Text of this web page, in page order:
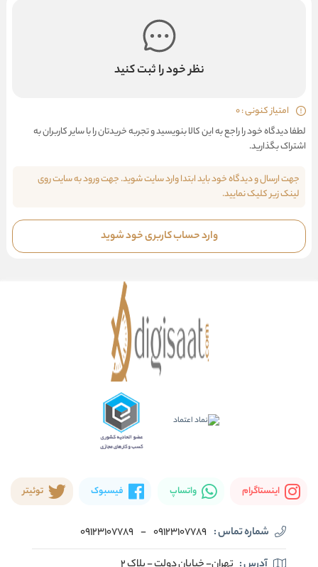
نظر خود را ثبت کنید
امتیاز کنونی : 0
لطفا دیدگاه خود را راجع به این کالا بنویسید و تجربه خریدتان را با سایر کاربران به
اشتراک بگذارید.
جهت ارسال و دیدگاه خود باید ابتدا وارد سایت شوید. جهت ورود به سایت روی
لینک زیر کلیک نمایید.
وارد حساب کاربری خود شوید
اینستاگرام واتساپ فیسبوک توئیتر
شماره تماس : 09123107789
-
09123107789